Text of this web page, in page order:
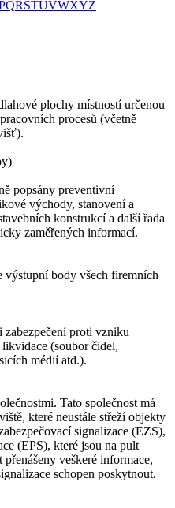
QRSTUVWXYZ
plochy místností určenou
procesů (včetně
popsány preventivní
východy, stanovení a
konstrukcí a další řada
zaměřených informací.
výstupní body všech firemních
proti vzniku
(soubor čidel,
médií atd.).
Tato společnost má
které neustále střeží objekty
signalizace (EZS),
(EPS), které jsou na pult
veškeré informace,
schopen poskytnout.